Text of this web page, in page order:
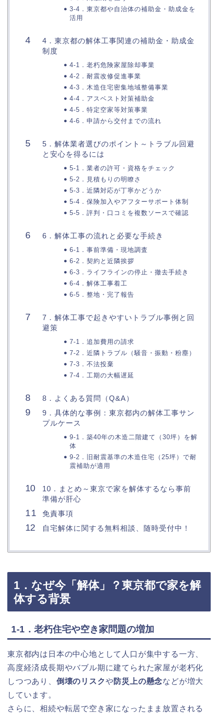
3-4．東京都や自治体の補助金・助成金を
活用
4．東京都の解体工事関連の補助金・助成金
制度
4-1．老朽危険家屋除却事業
4-2．耐震改修促進事業
4-3．木造住宅密集地域整備事業
4-4．アスベスト対策補助金
4-5．特定空家等対策事業
4-6．申請から交付までの流れ
5．解体業者選びのポイント～トラブル回避
と安心を得るには
5-1．業者の許可・資格をチェック
5-2．見積もりの明瞭さ
5-3．近隣対応が丁寧かどうか
5-4．保険加入やアフターサポート体制
5-5．評判・口コミを複数ソースで確認
6．解体工事の流れと必要な手続き
6-1．事前準備・現地調査
6-2．契約と近隣挨拶
6-3．ライフラインの停止・撤去手続き
6-4．解体工事着工
6-5．整地・完了報告
7．解体工事で起きやすいトラブル事例と回
避策
7-1．追加費用の請求
7-2．近隣トラブル（騒音・振動・粉塵）
7-3．不法投棄
7-4．工期の大幅遅延
8．よくある質問（Q&A）
9．具体的な事例：東京都内の解体工事サン
プルケース
9-1．築40年の木造二階建て（30坪）を解
体
9-2．旧耐震基準の木造住宅（25坪）で耐
震補助が適用
10．まとめ～東京で家を解体するなら事前
準備が肝心
免責事項
自宅解体に関する無料相談、随時受付中！
1．なぜ今「解体」？東京都で家を解
体する背景
1-1．老朽住宅や空き家問題の増加
東京都内は日本の中心地として人口が集中する一方、
高度経済成長期やバブル期に建てられた家屋が老朽化
しつつあり、 倒壊のリスクや防災上の懸念などが増大
しています。
さらに、相続や転居で空き家になったまま放置される